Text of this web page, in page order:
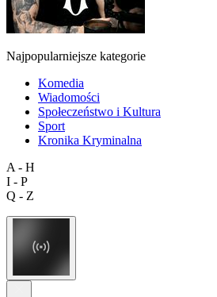
Najpopularniejsze kategorie
Komedia
Wiadomości
Społeczeństwo i Kultura
Sport
Kronika Kryminalna
A - H
I - P
Q - Z